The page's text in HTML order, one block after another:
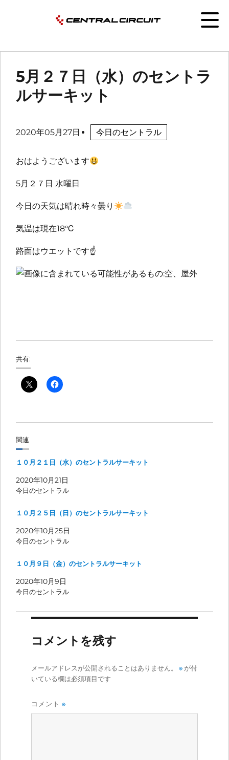
5月２７日（水）のセントラ
ルサーキット
2020年05月27日 今日のセントラル
おはようございます
5月２７日 水曜日
今日の天気は晴れ時々曇り
気温は現在18℃
路面はウエットです☝️
共有:
関連
１０月２１日（水）のセントラルサーキット
2020年10月21日
今日のセントラル
１０月２５日（日）のセントラルサーキット
2020年10月25日
今日のセントラル
１０月９日（金）のセントラルサーキット
2020年10月9日
今日のセントラル
コメントを残す
メールアドレスが公開されることはありません。 ※が付
いている欄は必須項目です
コメント ※